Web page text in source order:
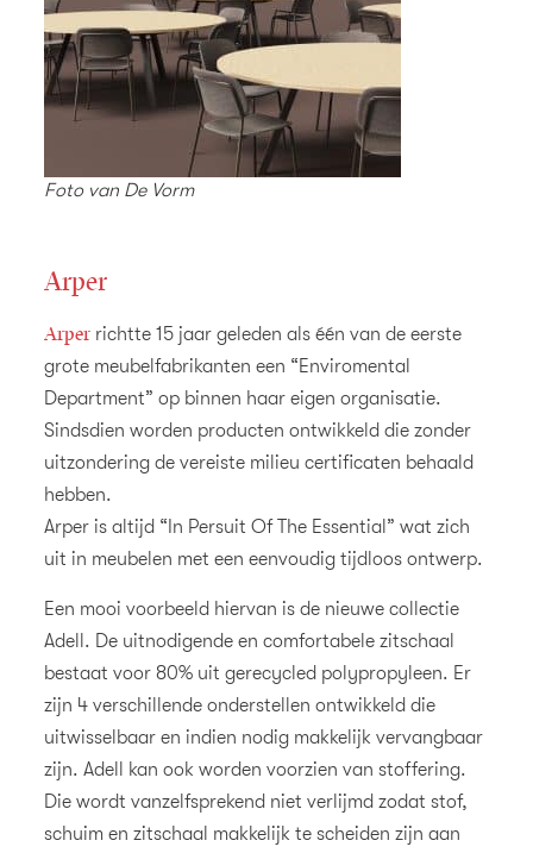
Foto van De Vorm
Arper
Arperrichtte 15 jaar geleden als één van de eerste
grote meubelfabrikanten een “Enviromental
Department” op binnen haar eigen organisatie.
Sindsdien worden producten ontwikkeld die zonder
uitzondering de vereiste milieu certificaten behaald
hebben.
Arper is altijd “In Persuit Of The Essential” wat zich
uit in meubelen met een eenvoudig tijdloos ontwerp.
Een mooi voorbeeld hiervan is de nieuwe collectie
Adell. De uitnodigende en comfortabele zitschaal
bestaat voor 80% uit gerecycled polypropyleen. Er
zijn 4 verschillende onderstellen ontwikkeld die
uitwisselbaar en indien nodig makkelijk vervangbaar
zijn. Adell kan ook worden voorzien van stoffering.
Die wordt vanzelfsprekend niet verlijmd zodat stof,
schuim en zitschaal makkelijk te scheiden zijn aan